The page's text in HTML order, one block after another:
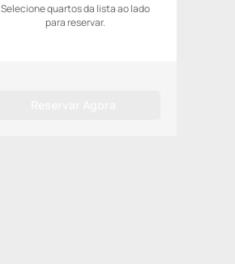
Selecione quartos da lista ao lado
para reservar.